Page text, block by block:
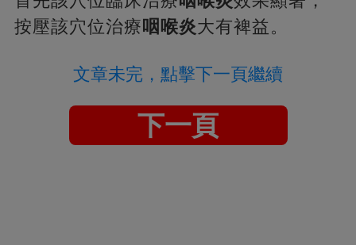
按壓該穴位治療咽喉炎大有裨益。
文章未完，點擊下一頁繼續
下一頁